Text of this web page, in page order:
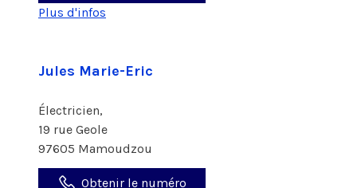
Plus d'infos
Jules Marie-Eric
Électricien,
19 rue Geole
97605 Mamoudzou
Obtenir le numéro